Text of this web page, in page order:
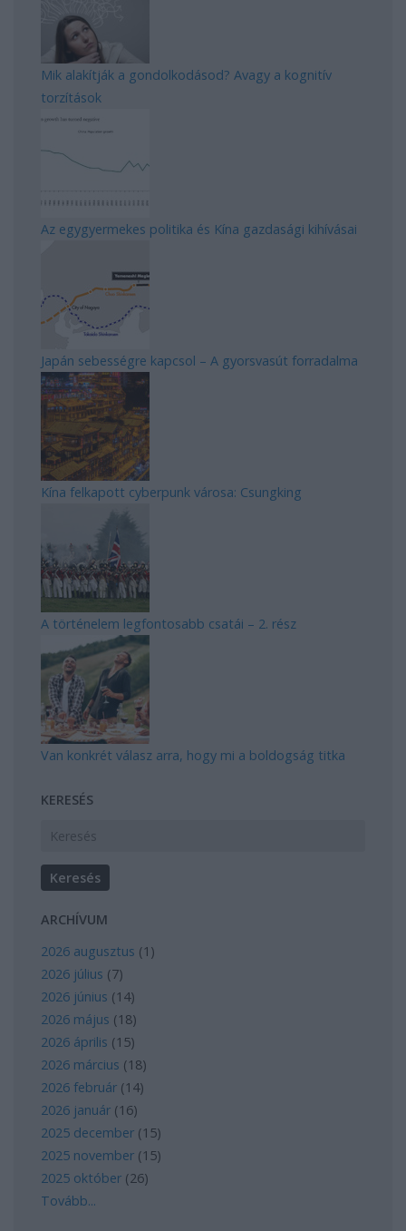
Mik alakítják a gondolkodásod? Avagy a kognitív
torzítások
Az egygyermekes politika és Kína gazdasági kihívásai
Japán sebességre kapcsol – A gyorsvasút forradalma
Kína felkapott cyberpunk városa: Csungking
A történelem legfontosabb csatái – 2. rész
Van konkrét válasz arra, hogy mi a boldogság titka
KERESÉS
ARCHÍVUM
2026 augusztus (1 )
2026 július (7)
2026 június (14)
2026 május (18)
2026 április (15)
2026 március (18)
2026 február (14)
2026 január (16)
2025 december (15)
2025 november (15)
2025 október (26)
Tovább...